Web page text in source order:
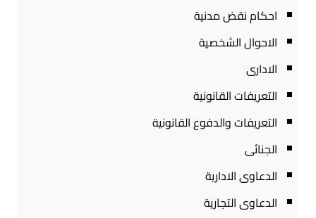
احكام نقض مدنية
الاحوال الشخصية
الادارى
التعريفات القانونية
التعريفات والدفوع القانونية
الجنائى
الدعاوى الادارية
الدعاوى التجارية